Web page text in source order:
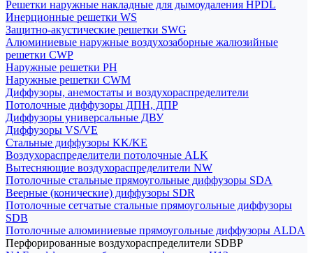
Решетки наружные накладные для дымоудаления HPDL
Инерционные решетки WS
Защитно-акустические решетки SWG
Алюминиевые наружные воздухозаборные жалюзийные
решетки CWP
Наружные решетки РН
Наружные решетки CWM
Диффузоры, анемостаты и воздухораспределители
Потолочные диффузоры ДПН, ДПР
Диффузоры универсальные ДВУ
Диффузоры VS/VE
Стальные диффузоры KK/KE
Воздухораспределители потолочные ALK
Вытесняющие воздухораспределители NW
Потолочные стальные прямоугольные диффузоры SDA
Веерные (конические) диффузоры SDR
Потолочные сетчатые стальные прямоугольные диффузоры
SDB
Потолочные алюминиевые прямоугольные диффузоры ALDA
Перфорированные воздухораспределители SDBP